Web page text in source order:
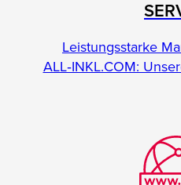
Leistungsstarke
ALL‑INKL.COM: